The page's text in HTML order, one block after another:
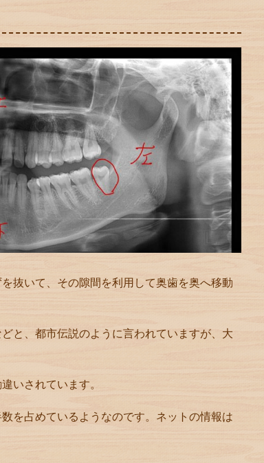
抜いて、その隙間を利用して奥歯を奥へ移動
と、都市伝説のように言われていますが、大
いされています。
を占めているようなのです。ネットの情報は